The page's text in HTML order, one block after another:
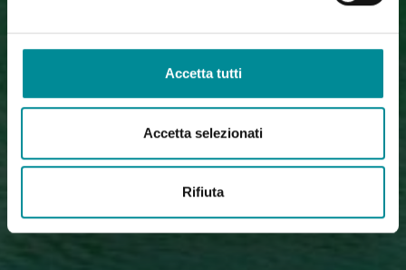
Accetta tutti
Accetta selezionati
Rifiuta